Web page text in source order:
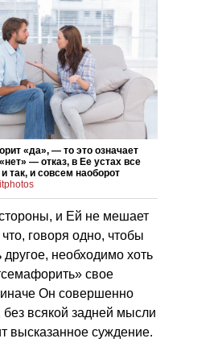
«да», — то это означает
— отказ, в Ее устах все
так, и совсем наоборот
и Ей не мешает
что, говоря одно, чтобы
необходимо хоть
свое
Он совершенно
без всякой задней мысли
высказанное суждение.